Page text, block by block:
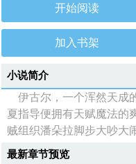
开始阅读
加入书架
小说简介
伊古尔，一个浑然天成
夏指导便拥有天赋魔法
贼组织潘朵拉脚步大吵大
最新章节预览